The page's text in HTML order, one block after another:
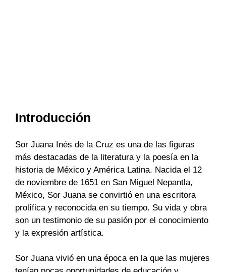
Introducción
Sor Juana Inés de la Cruz es una de las figuras
más destacadas de la literatura y la poesía en la
historia de México y América Latina. Nacida el 12
de noviembre de 1651 en San Miguel Nepantla,
México, Sor Juana se convirtió en una escritora
prolífica y reconocida en su tiempo. Su vida y obra
son un testimonio de su pasión por el conocimiento
y la expresión artística.
Sor Juana vivió en una época en la que las mujeres